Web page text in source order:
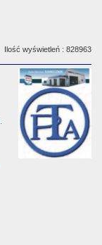
Ilość wyświetleń : 828963